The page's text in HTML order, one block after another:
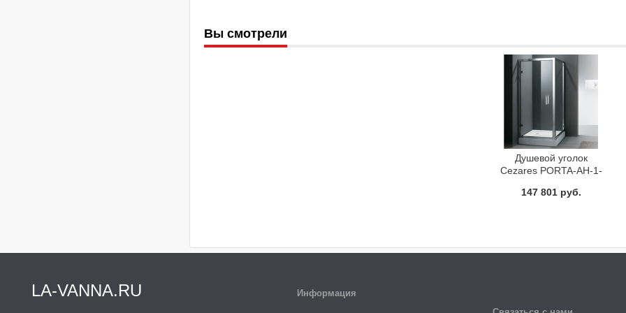
Вы смотрели
Душевой уголок
Cezares PORTA-AH-1-
147 801 руб.
LA-VANNA.RU
Информация